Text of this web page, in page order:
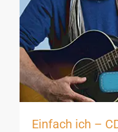
Einfach ich –